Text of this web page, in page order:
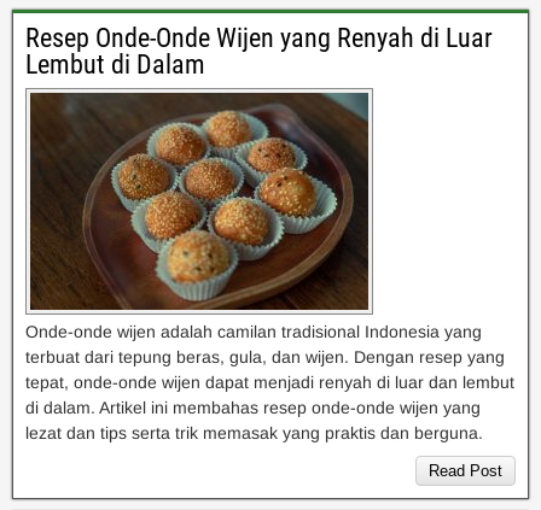
Resep Onde-Onde Wijen yang Renyah di Luar
Lembut di Dalam
Onde-onde wijen adalah camilan tradisional Indonesia yang
terbuat dari tepung beras, gula, dan wijen. Dengan resep yang
tepat, onde-onde wijen dapat menjadi renyah di luar dan lembut
di dalam. Artikel ini membahas resep onde-onde wijen yang
lezat dan tips serta trik memasak yang praktis dan berguna.
Read Post